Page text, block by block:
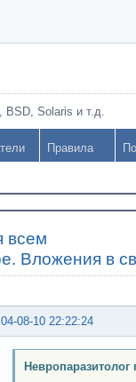
BSD, Solaris и т.д.
Правила
всем
Вложения в
04-08-10 22:22:24
Невропаразитолог